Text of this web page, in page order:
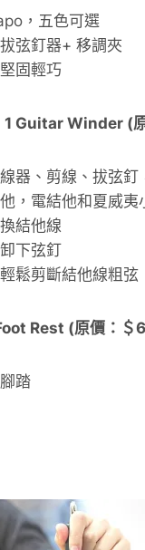
，五色可選
弦釘器+ 移調夾
固輕巧
1 Guitar Winder (
器、剪線、拔弦釘
，電結他和夏威夷
結他線
下弦釘
鬆剪斷結他線粗弦
Rest (原價：＄
踏